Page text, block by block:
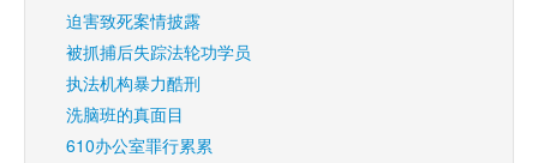
迫害致死案情披露
被抓捕后失踪法轮功学员
执法机构暴力酷刑
洗脑班的真面目
610办公室罪行累累